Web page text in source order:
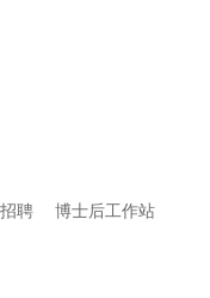
聘
博士后工作站